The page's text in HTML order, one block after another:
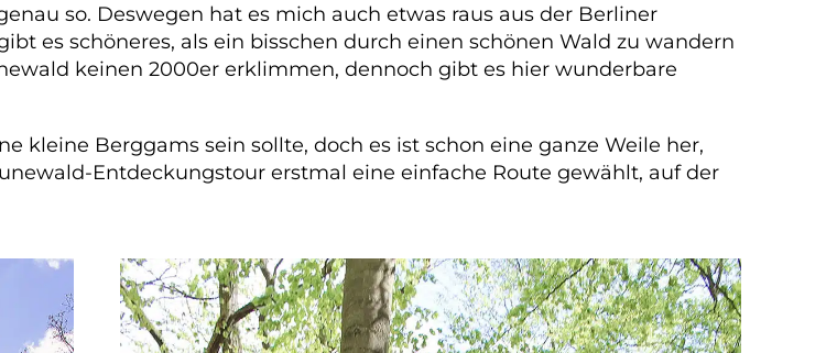
so. Deswegen hat es mich auch etwas raus aus der Berliner
es schöneres, als ein bisschen durch einen schönen Wald zu wandern
keinen 2000er erklimmen, dennoch gibt es hier wunderbare
kleine Berggams sein sollte, doch es ist schon eine ganze Weile her,
Entdeckungstour erstmal eine einfache Route gewählt, auf der